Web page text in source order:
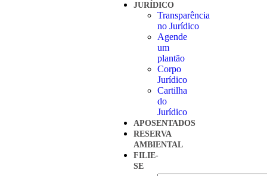
JURÍDICO
Transparência
no Jurídico
Agende
um
plantão
Corpo
Jurídico
Cartilha
do
Jurídico
APOSENTADOS
RESERVA
AMBIENTAL
FILIE-
SE